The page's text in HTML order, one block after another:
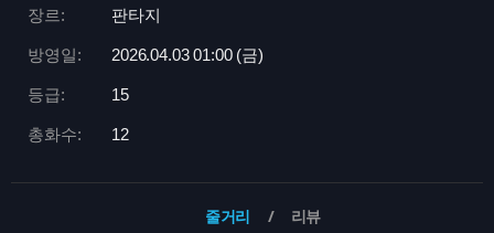
장르: 판타지
방영일: 2026.04.03 01:00 (금)
등급: 15
총화수: 12
줄거리 리뷰